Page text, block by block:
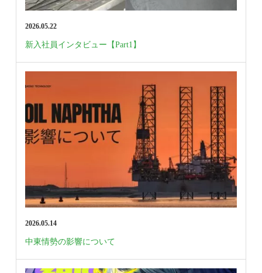
2026.05.22
新入社員インタビュー【Part1】
2026.05.14
中東情勢の影響について